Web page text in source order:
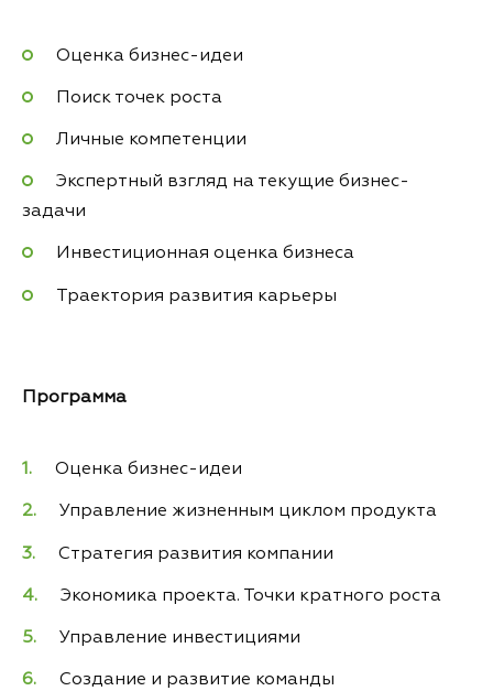
Оценка бизнес-идеи
Поиск точек роста
Личные компетенции
Экспертный взгляд на текущие бизнес-
задачи
Инвестиционная оценка бизнеса
Траектория развития карьеры
Программа
Оценка бизнес-идеи
Управление жизненным циклом продукта
Стратегия развития компании
Экономика проекта. Точки кратного роста
Управление инвестициями
Создание и развитие команды